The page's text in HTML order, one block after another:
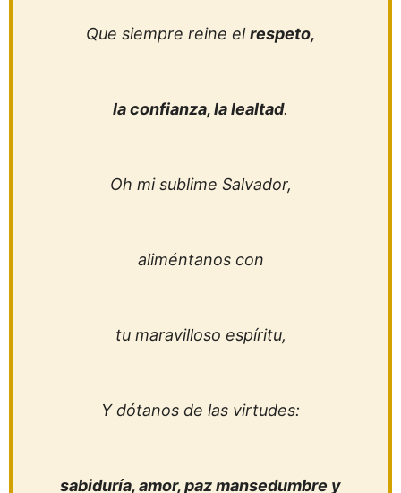
Que siempre reine elrespeto,
la confianza, la lealtad.
Oh mi sublime Salvador,
aliméntanos con
tu maravilloso espíritu,
Y dótanos de las virtudes:
sabiduría, amor, paz mansedumbre y